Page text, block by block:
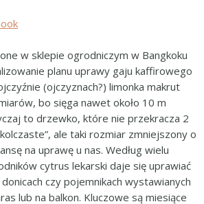
w sklepie ogrodniczym w Bangkoku
planu uprawy gaju kaffirowego
(ojczyznach?) limonka makrut
bo sięga nawet około 10 m
to drzewko, które nie przekracza 2
ale taki rozmiar zmniejszony o
na uprawę u nas. Według wielu
cytrus lekarski daje się uprawiać
czy pojemnikach wystawianych
lub na balkon. Kluczowe są miesiące